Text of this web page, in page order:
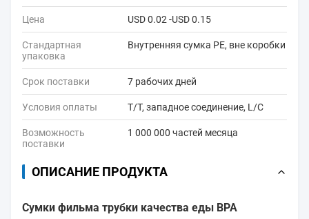
Цена USD 0.02 -USD 0.15
Стандартная
упаковка
Внутренняя сумка PE, вне коробки
Срок поставки 7 рабочих дней
Условия оплаты T/T, западное соединение, L/C
Возможность
поставки
1 000 000 частей месяца
ОПИСАНИЕ ПРОДУКТА
Сумки фильма трубки качества еды BPA